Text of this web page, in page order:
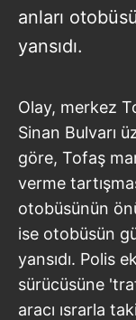
anları
yansıdı.
Olay, merkez
Sinan Bulvarı
göre, Tofaş
verme
otobüsünün
ise otobüsün
yansıdı. Polis
sürücüsüne
aracı ısrarla